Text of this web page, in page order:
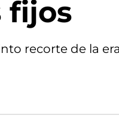
fijos
recorte de la